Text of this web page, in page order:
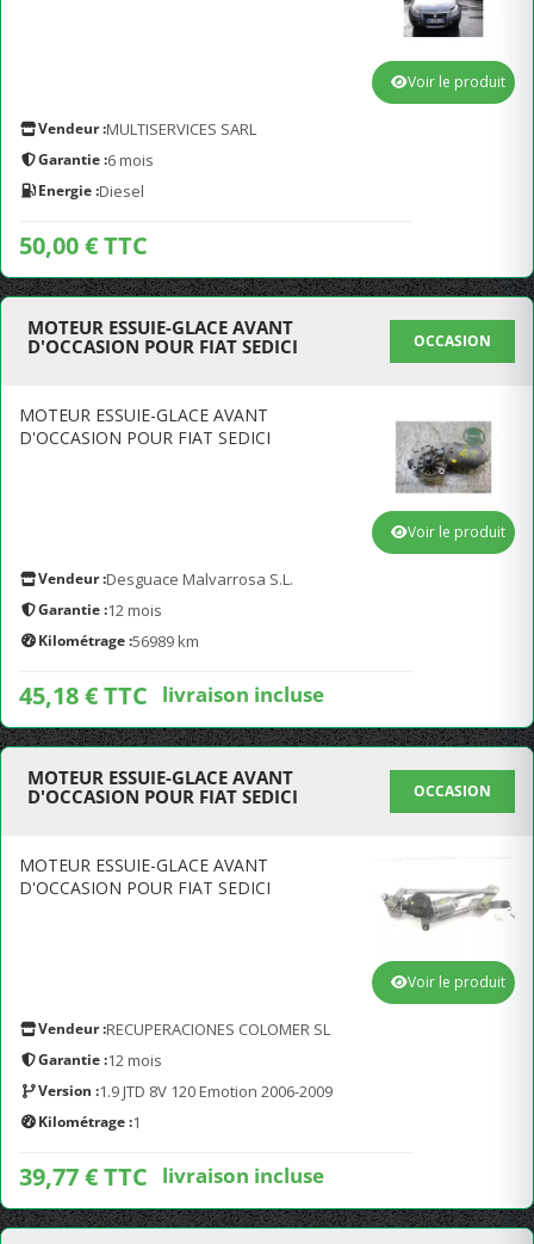
Vendeur :MULTISERVICES SARL
Garantie :6 mois
Energie :Diesel
50,00 € TTC
Voir le produit
MOTEUR ESSUIE-GLACE AVANT
D'OCCASION POUR FIAT SEDICI
OCCASION
MOTEUR ESSUIE-GLACE AVANT
D'OCCASION POUR FIAT SEDICI
Vendeur :Desguace Malvarrosa S.L.
Garantie :12 mois
Kilométrage :56989 km
45,18 € TTC livraison incluse
Voir le produit
MOTEUR ESSUIE-GLACE AVANT
D'OCCASION POUR FIAT SEDICI
OCCASION
MOTEUR ESSUIE-GLACE AVANT
D'OCCASION POUR FIAT SEDICI
Vendeur :RECUPERACIONES COLOMER SL
Garantie :12 mois
Version :1.9 JTD 8V 120 Emotion 2006-2009
Kilométrage :1
39,77 € TTC livraison incluse
Voir le produit